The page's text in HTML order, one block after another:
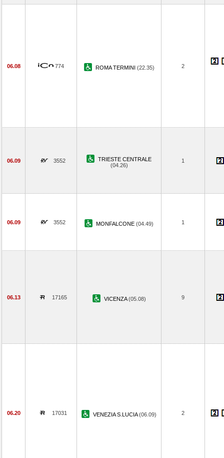
06.08 774 ROMA TERMINI (22.35) 2
06.09 3552
TRIESTE CENTRALE
(04.26)
1
06.09 3552 MONFALCONE (04.49) 1
06.13 17165 VICENZA(05.08) 9
06.20 17031 VENEZIA S.LUCIA(06.09) 2